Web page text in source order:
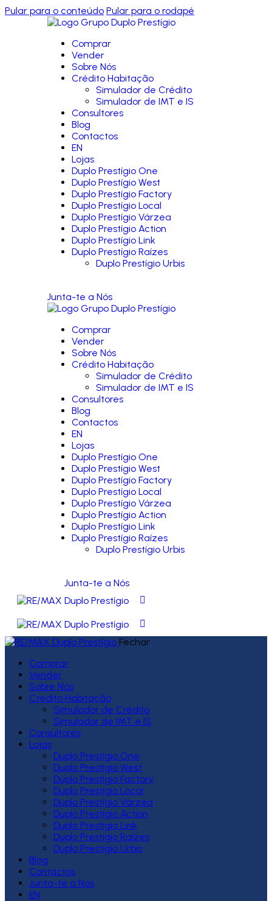
Pular para o conteúdo Pular para o rodapé
Comprar
Vender
Sobre Nós
Crédito Habitação
Simulador de Crédito
Simulador de IMT e IS
Consultores
Blog
Contactos
EN
Lojas
Duplo Prestígio One
Duplo Prestígio West
Duplo Prestígio Factory
Duplo Prestígio Local
Duplo Prestígio Várzea
Duplo Prestígio Action
Duplo Prestígio Link
Duplo Prestígio Raízes
Duplo Prestígio Urbis
Junta-te a Nós
Comprar
Vender
Sobre Nós
Crédito Habitação
Simulador de Crédito
Simulador de IMT e IS
Consultores
Blog
Contactos
EN
Lojas
Duplo Prestígio One
Duplo Prestígio West
Duplo Prestígio Factory
Duplo Prestígio Local
Duplo Prestígio Várzea
Duplo Prestígio Action
Duplo Prestígio Link
Duplo Prestígio Raízes
Duplo Prestígio Urbis
Junta-te a Nós
Fechar
Comprar
Vender
Sobre Nós
Crédito Habitação
Simulador de Crédito
Simulador de IMT e IS
Consultores
Lojas
Duplo Prestígio One
Duplo Prestígio West
Duplo Prestígio Factory
Duplo Prestígio Local
Duplo Prestígio Várzea
Duplo Prestígio Action
Duplo Prestígio Link
Duplo Prestígio Raízes
Duplo Prestígio Urbis
Blog
Contactos
Junta-te a Nós
EN